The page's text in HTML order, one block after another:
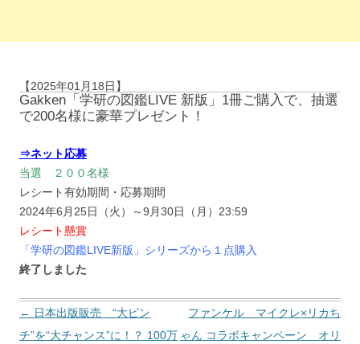
【2025年01月18日】
Gakken「学研の図鑑LIVE 新版」1冊ご購入で、抽選
で200名様に豪華プレゼント！
⇒ネット応募
当選 ２００名様
レシート有効期間・応募期間
2024年6月25日（火）～9月30日（月）23:59
レシート懸賞
「学研の図鑑LIVE新版」シリーズから１点購入
終了しました
投
稿
← 日本出版販売 “大ピン
チ”を“大チャンス”に！？ 100万
ファンケル マイクレ×リカち
ゃん コラボキャンペーン オリ